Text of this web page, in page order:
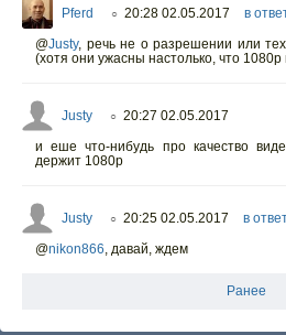
Pferd ○ 20:28 02.05.2017 в
@Justy, речь не о разрешении или
(хотя они ужасны настолько, что
Justy ○ 20:27 02.05.2017
и еше что-нибудь про качество
держит 1080р
Justy ○ 20:25 02.05.2017 в
@nikon866, давай, ждем
Ранее